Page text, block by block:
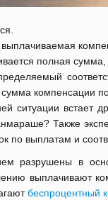
полная
компенсации
ситуации встает
Также
по выплатам и
разрушены в
выплачивают
беспроцентный